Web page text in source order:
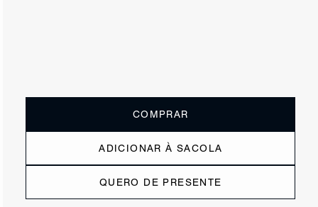
COMPRAR
ADICIONAR À SACOLA
QUERO DE PRESENTE